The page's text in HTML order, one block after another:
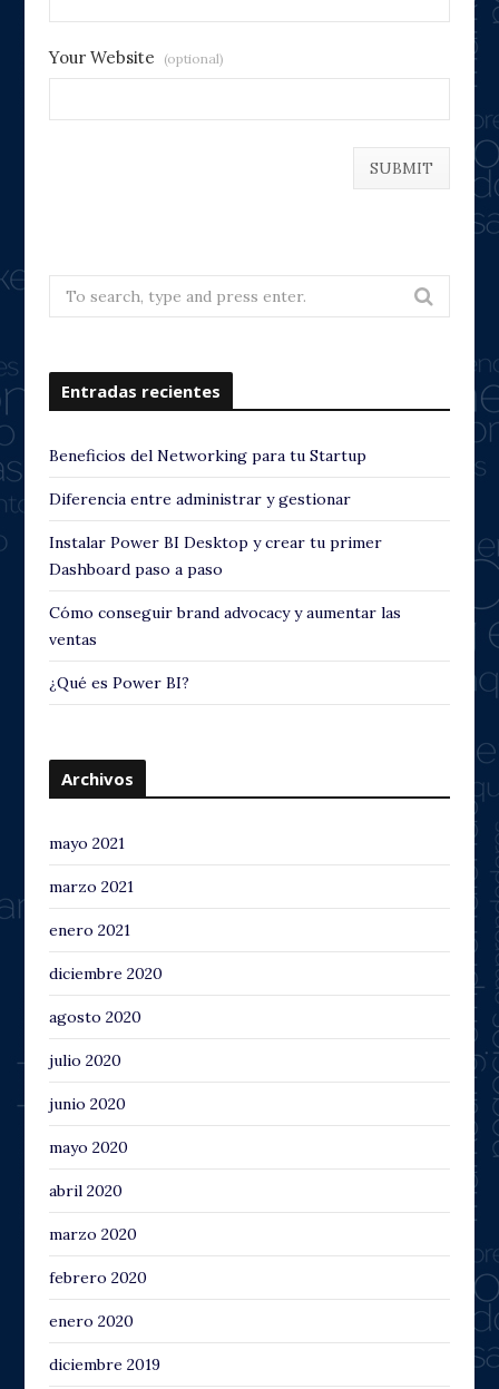
Your Website (optional)
Search
for:
Entradas recientes
Beneficios del Networking para tu Startup
Diferencia entre administrar y gestionar
Instalar Power BI Desktop y crear tu primer
Dashboard paso a paso
Cómo conseguir brand advocacy y aumentar las
ventas
¿Qué es Power BI?
Archivos
mayo 2021
marzo 2021
enero 2021
diciembre 2020
agosto 2020
julio 2020
junio 2020
mayo 2020
abril 2020
marzo 2020
febrero 2020
enero 2020
diciembre 2019